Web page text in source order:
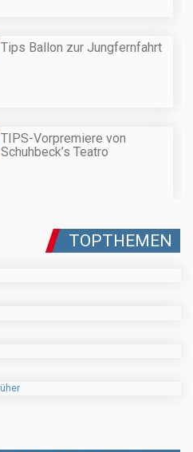
Tips Ballon zur Jungfernfahrt
TIPS-Vorpremiere von
Schuhbeck’s Teatro
TOPTHEMEN